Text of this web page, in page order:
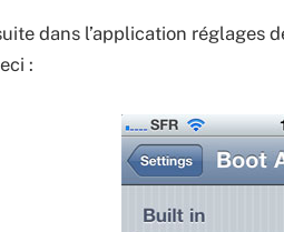
dans l’application réglages
: